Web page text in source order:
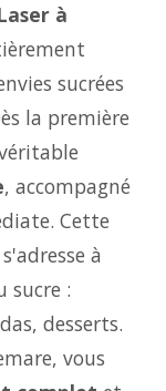
à
sucrées
la première
, accompagné
Cette
s'adresse à
sucre :
desserts.
vous